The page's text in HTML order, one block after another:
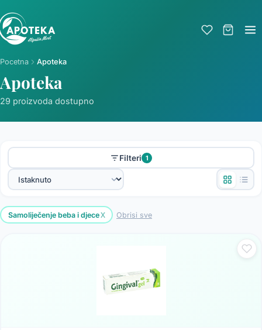
Pocetna Apoteka
Apoteka
29 proizvoda dostupno
Filteri 1
Samoliječenje beba i djecex Obrisi sve